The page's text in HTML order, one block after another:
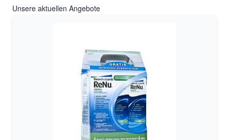
Unsere aktuellen Angebote